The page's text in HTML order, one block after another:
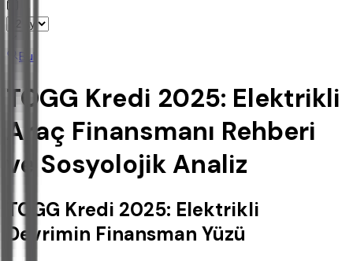
Bul
TOGG Kredi 2025: Elektrikli
Araç Finansmanı Rehberi
ve Sosyolojik Analiz
TOGG Kredi 2025: Elektrikli
Devrimin Finansman Yüzü